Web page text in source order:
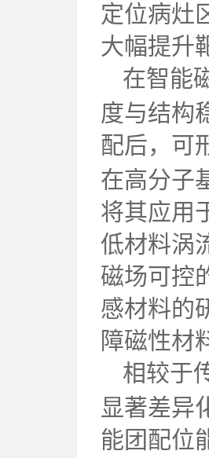
定位病灶
大幅提升
在智能
度与结构
配后，可
在高分子
将其应用
低材料涡
磁场可控
感材料的
障磁性材
相较于
显著差异
能团配位